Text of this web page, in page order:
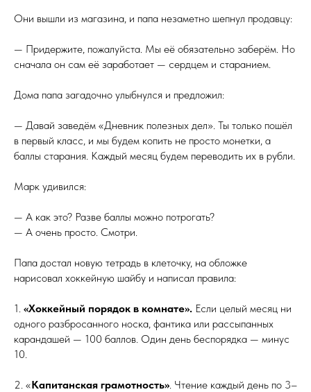
Они вышли из магазина, и папа незаметно шепнул продавцу:
— Придержите, пожалуйста. Мы её обязательно заберём. Но
сначала он сам её заработает — сердцем и старанием.
Дома папа загадочно улыбнулся и предложил:
— Давай заведём «Дневник полезных дел». Ты только пошёл
в первый класс, и мы будем копить не просто монетки, а
баллы старания. Каждый месяц будем переводить их в рубли.
Марк удивился:
— А как это? Разве баллы можно потрогать?
— А очень просто. Смотри.
Папа достал новую тетрадь в клеточку, на обложке
нарисовал хоккейную шайбу и написал правила:
1. «Хоккейный порядок в комнате». Если целый месяц ни
одного разбросанного носка, фантика или рассыпанных
карандашей — 100 баллов. Один день беспорядка — минус
10.
2. «Капитанская грамотность». Чтение каждый день по 3–